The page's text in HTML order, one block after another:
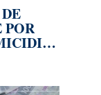
POR